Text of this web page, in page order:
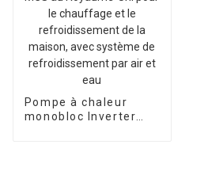
Pompe à chaleur
monobloc Inverter